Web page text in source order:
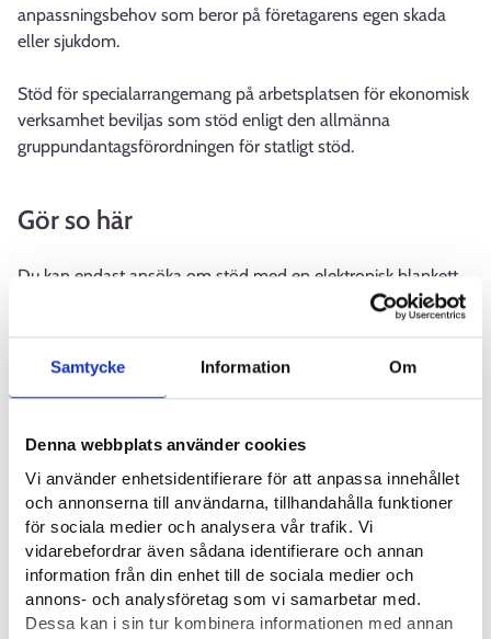
Samtycke Information Om
Denna webbplats använder cookies
Vi använder enhetsidentifierare för att anpassa innehållet
och annonserna till användarna, tillhandahålla funktioner
för sociala medier och analysera vår trafik. Vi
vidarebefordrar även sådana identifierare och annan
information från din enhet till de sociala medier och
annons- och analysföretag som vi samarbetar med.
Dessa kan i sin tur kombinera informationen med annan
anpassningsbehov som beror på företagarens egen skada
eller sjukdom.
Stöd för specialarrangemang på arbetsplatsen för ekonomisk
verksamhet beviljas som stöd enligt den allmänna
gruppundantagsförordningen för statligt stöd.
Gör so här
Du kan endast ansöka om stöd med en elektronisk blankett.
Arbetskraftsmyndigheten granskar villkoren för beviljande av
stöd och begär vid behov tilläggsuppgifter innan beslutet
förändringsarbeten eller anskaffning av arbetsredskap eller
inredningar inom en månad från att förändringsarbetet gjorts
eller arbetsredskapet eller inredningarna har anskaffats.
Stöd för specialarrangemang på arbetsplatsen för att ersätta
hjälp som ges av en annan arbetstagare betalas i efterskott
månatligen. Lämna in ansökan om utbetalning av stödet till
arbetskraftsmyndigheten inom två månader från